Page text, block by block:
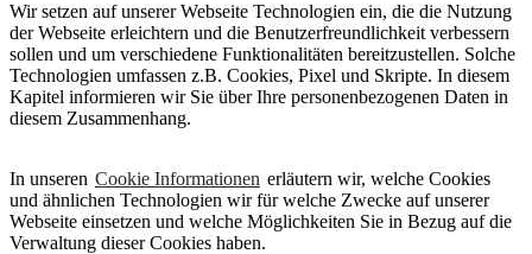
Wir setzen auf unserer Webseite Technologien ein, die die Nutzung
der Webseite erleichtern und die Benutzerfreundlichkeit verbessern
sollen und um verschiedene Funktionalitäten bereitzustellen. Solche
Technologien umfassen z.B. Cookies, Pixel und Skripte. In diesem
Kapitel informieren wir Sie über Ihre personenbezogenen Daten in
diesem Zusammenhang.
In unseren Cookie Informationen erläutern wir, welche Cookies
und ähnlichen Technologien wir für welche Zwecke auf unserer
Webseite einsetzen und welche Möglichkeiten Sie in Bezug auf die
Verwaltung dieser Cookies haben.